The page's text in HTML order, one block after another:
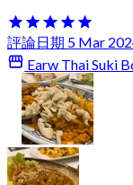
評論日期 5 Mar
Earw Thai Suki